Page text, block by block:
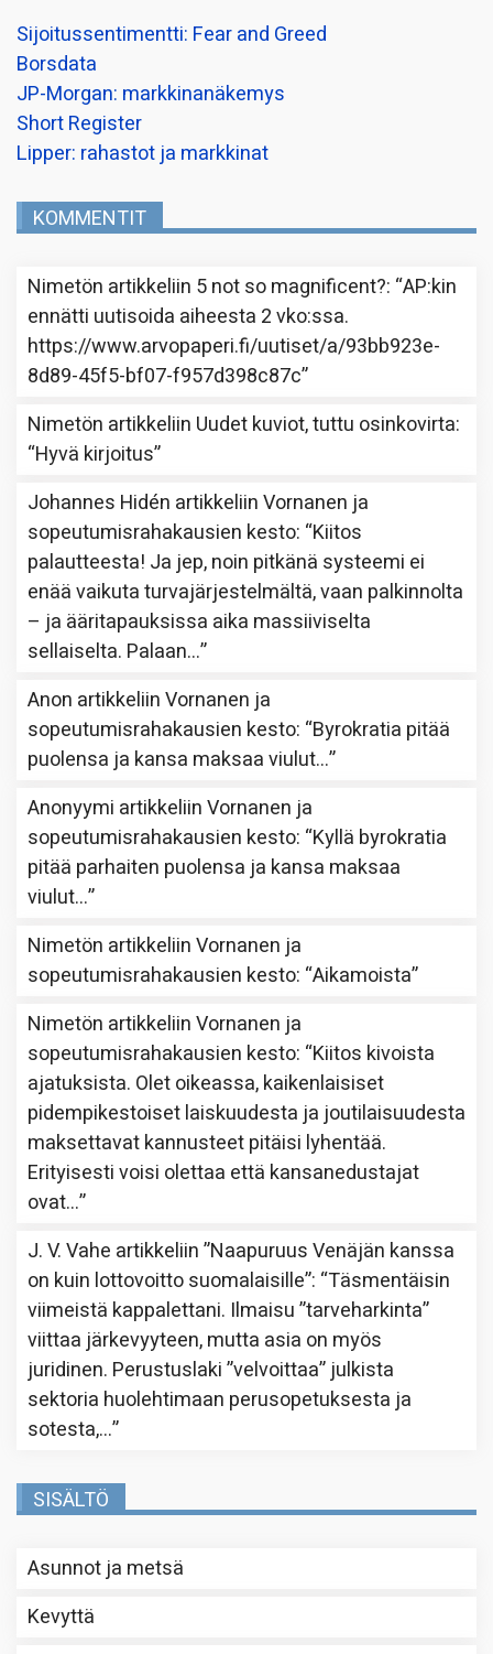
Sijoitussentimentti: Fear and Greed
Borsdata
JP-Morgan: markkinanäkemys
Short Register
Lipper: rahastot ja markkinat
KOMMENTIT
Nimetön artikkeliin 5 not so magnificent?: “AP:kin
ennätti uutisoida aiheesta 2 vko:ssa.
https://www.arvopaperi.fi/uutiset/a/93bb923e-
8d89-45f5-bf07-f957d398c87c”
Nimetön artikkeliin Uudet kuviot, tuttu osinkovirta:
“Hyvä kirjoitus”
Johannes Hidén artikkeliinVornanen ja
sopeutumisrahakausien kesto: “Kiitos
palautteesta! Ja jep, noin pitkänä systeemi ei
enää vaikuta turvajärjestelmältä, vaan palkinnolta
– ja ääritapauksissa aika massiiviselta
sellaiselta. Palaan…”
Anon artikkeliinVornanen ja
sopeutumisrahakausien kesto: “Byrokratia pitää
puolensa ja kansa maksaa viulut…”
Anonyymi artikkeliinVornanen ja
sopeutumisrahakausien kesto: “Kyllä byrokratia
pitää parhaiten puolensa ja kansa maksaa
viulut…”
Nimetön artikkeliinVornanen ja
sopeutumisrahakausien kesto: “Aikamoista”
Nimetön artikkeliinVornanen ja
sopeutumisrahakausien kesto: “Kiitos kivoista
ajatuksista. Olet oikeassa, kaikenlaisiset
pidempikestoiset laiskuudesta ja joutilaisuudesta
maksettavat kannusteet pitäisi lyhentää.
Erityisesti voisi olettaa että kansanedustajat
ovat…”
J. V. Vahe artikkeliin”Naapuruus Venäjän kanssa
on kuin lottovoitto suomalaisille”: “Täsmentäisin
viimeistä kappalettani. Ilmaisu ”tarveharkinta”
viittaa järkevyyteen, mutta asia on myös
juridinen. Perustuslaki ”velvoittaa” julkista
sektoria huolehtimaan perusopetuksesta ja
sotesta,…”
SISÄLTÖ
Asunnot ja metsä
Kevyttä